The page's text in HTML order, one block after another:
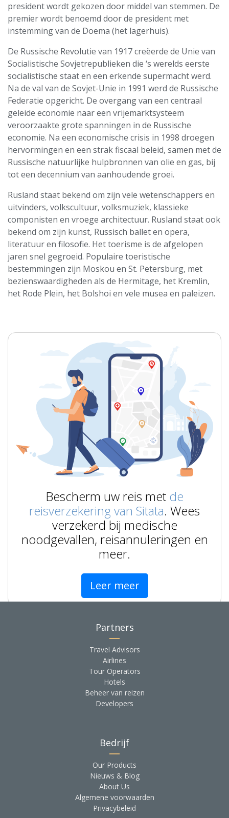
president wordt gekozen door middel van stemmen. De
premier wordt benoemd door de president met
instemming van de Doema (het lagerhuis).
De Russische Revolutie van 1917 creëerde de Unie van
Socialistische Sovjetrepublieken die ‘s werelds eerste
socialistische staat en een erkende supermacht werd.
Na de val van de Sovjet-Unie in 1991 werd de Russische
Federatie opgericht. De overgang van een centraal
geleide economie naar een vrijemarktsysteem
veroorzaakte grote spanningen in de Russische
economie. Na een economische crisis in 1998 droegen
hervormingen en een strak fiscaal beleid, samen met de
Russische natuurlijke hulpbronnen van olie en gas, bij
tot een decennium van aanhoudende groei.
Rusland staat bekend om zijn vele wetenschappers en
uitvinders, volkscultuur, volksmuziek, klassieke
componisten en vroege architectuur. Rusland staat ook
bekend om zijn kunst, Russisch ballet en opera,
literatuur en filosofie. Het toerisme is de afgelopen
jaren snel gegroeid. Populaire toeristische
bestemmingen zijn Moskou en St. Petersburg, met
bezienswaardigheden als de Hermitage, het Kremlin,
het Rode Plein, het Bolshoi en vele musea en paleizen.
Bescherm uw reis met de
reisverzekering van Sitata. Wees
verzekerd bij medische
noodgevallen, reisannuleringen en
meer.
Leer meer
Partners
Travel Advisors
Airlines
Tour Operators
Hotels
Beheer van reizen
Developers
Bedrijf
Our Products
Nieuws & Blog
About Us
Algemene voorwaarden
Privacybeleid